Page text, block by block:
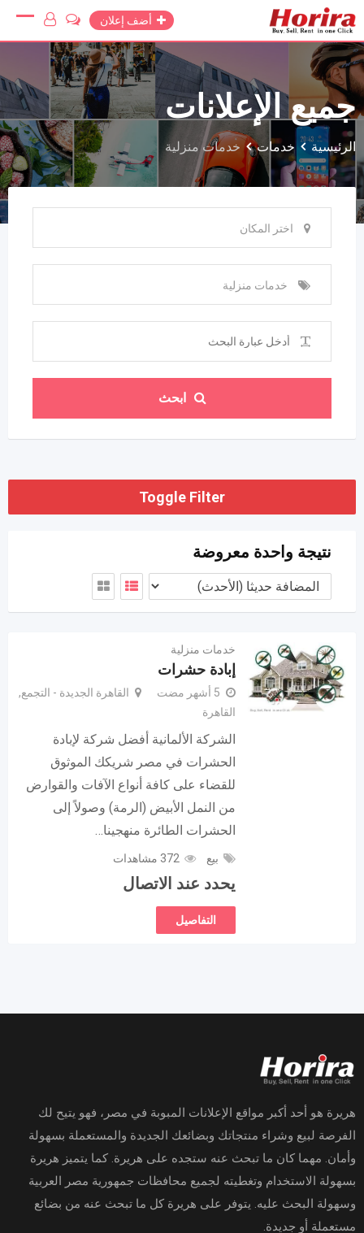
Skip
content
أضف إعلان
جميع الإعلانات
الرئيسية خدمات خدمات منزلية
اختر المكان
خدمات منزلية
ابحث
Toggle Filter
نتيجة واحدة معروضة
خدمات منزلية
إبادة حشرات
5 أشهر مضت
القاهرة الجديدة - التجمع,
القاهرة
الشركة الألمانية أفضل شركة لإبادة
الحشرات في مصر شريكك الموثوق
للقضاء على كافة أنواع الآفات والقوارض
من النمل الأبيض (الرمة) وصولاً إلى
الحشرات الطائرة منهجينا…
بيع 372 مشاهدات
يحدد عند الاتصال
التفاصيل
هريرة هو أحد أكبر مواقع الإعلانات المبوبة في مصر، فهو يتيح لك
الفرصة لبيع وشراء منتجاتك وبضائعك الجديدة والمستعملة بسهولة
وأمان. مهما كان ما تبحث عنه ستجده على هريرة. كما يتميز هريرة
بسهولة الاستخدام وتغطيته لجميع محافظات جمهورية مصر العربية
وسهولة البحث عليه. يتوفر على هريرة كل ما تبحث عنه من بضائع
مستعملة أو جديدة.